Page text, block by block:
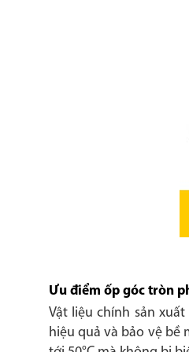
Ưu điểm ốp góc tròn
Vật liệu chính sản
hiệu quả và bảo vệ bề